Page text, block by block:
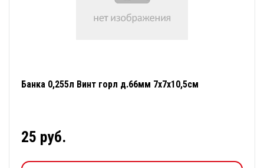
Банка 0,255л Винт горл д.66мм 7х7х10,5см
25 руб.